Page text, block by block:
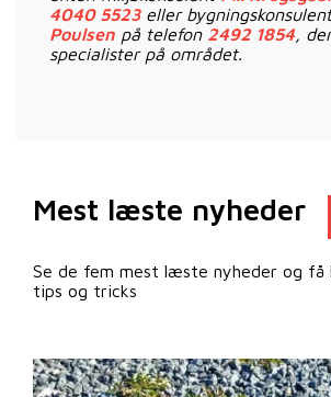
4040 5523eller
Poulsen på telefon 2492 1854,
specialister på området.
Mest læste nyheder
Se de fem mest læste nyheder og få
tips og tricks